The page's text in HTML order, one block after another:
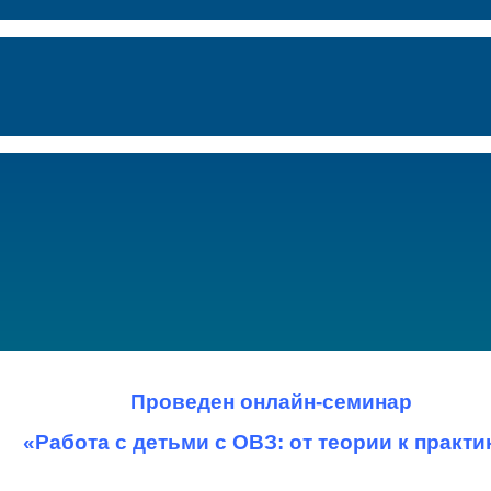
Проведен онлайн-семинар
«Работа с детьми с ОВЗ: от теории к